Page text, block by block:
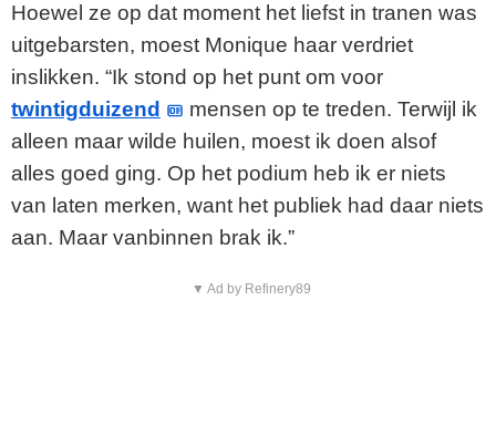
Hoewel ze op dat moment het liefst in tranen was
uitgebarsten, moest Monique haar verdriet
inslikken. “Ik stond op het punt om voor
twintigduizend
mensen op te treden. Terwijl ik
alleen maar wilde huilen, moest ik doen alsof
alles goed ging. Op het podium heb ik er niets
van laten merken, want het publiek had daar niets
aan. Maar vanbinnen brak ik.”
▼ Ad by Refinery89